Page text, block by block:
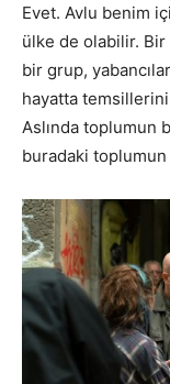
Evet. Avlu benim
ülke de olabilir. Bir
bir grup,
hayatta
Aslında toplumun
buradaki